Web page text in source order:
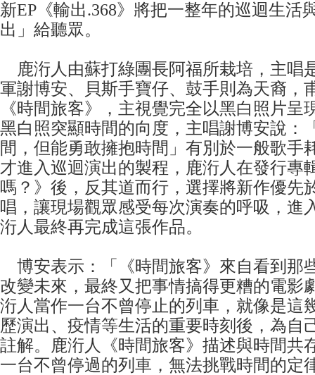
新EP《輸出.368》將把一整年的巡迴生活
出」給聽眾。
鹿洐人由蘇打綠團長阿福所栽培，主唱
軍謝博安、貝斯手寶仔、鼓手則為天裔，
《時間旅客》，主視覺完全以黑白照片呈
黑白照突顯時間的向度，主唱謝博安說：
間，但能勇敢擁抱時間」有別於一般歌手
才進入巡迴演出的製程，鹿洐人在發行專
嗎？》後，反其道而行，選擇將新作優先
唱，讓現場觀眾感受每次演奏的呼吸，進
洐人最終再完成這張作品。
博安表示：「《時間旅客》來自看到那
改變未來，最終又把事情搞得更糟的電影
洐人當作一台不曾停止的列車，就像是這
歷演出、疫情等生活的重要時刻後，為自
註解。鹿洐人《時間旅客》描述與時間共
一台不曾停過的列車，無法挑戰時間的定